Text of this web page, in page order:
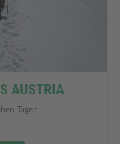
AUSTRIA
Tagen